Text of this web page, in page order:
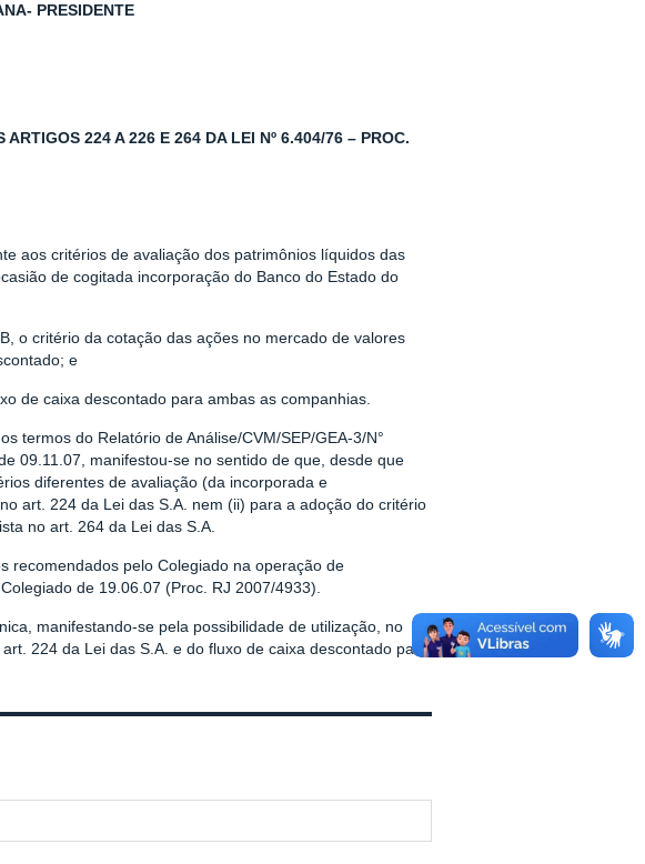
PRESIDENTE
224 A 226 E 264 DA LEI Nº 6.404/76 – PROC.
aos critérios de avaliação dos patrimônios líquidos das
de cogitada incorporação do Banco do Estado do
o critério da cotação das ações no mercado de valores
e
de caixa descontado para ambas as companhias.
termos do Relatório de Análise/CVM/SEP/GEA-3/N°
09.11.07, manifestou-se no sentido de que, desde que
diferentes de avaliação (da incorporada e
art. 224 da Lei das S.A. nem (ii) para a adoção do critério
no art. 264 da Lei das S.A.
recomendados pelo Colegiado na operação de
de 19.06.07 (Proc. RJ 2007/4933).
manifestando-se pela possibilidade de utilização, no
224 da Lei das S.A. e do fluxo de caixa descontado para